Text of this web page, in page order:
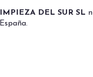
DEL SUR SL